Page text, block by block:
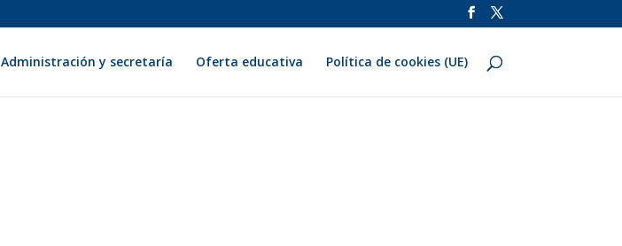
Administración y secretaría Oferta educativa Política de cookies (UE)